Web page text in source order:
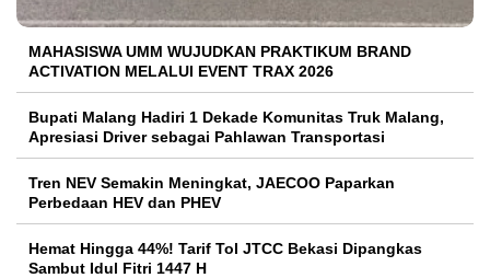
MAHASISWA UMM WUJUDKAN PRAKTIKUM BRAND
ACTIVATION MELALUI EVENT TRAX 2026
Bupati Malang Hadiri 1 Dekade Komunitas Truk Malang,
Apresiasi Driver sebagai Pahlawan Transportasi
Tren NEV Semakin Meningkat, JAECOO Paparkan
Perbedaan HEV dan PHEV
Hemat Hingga 44%! Tarif Tol JTCC Bekasi Dipangkas
Sambut Idul Fitri 1447 H